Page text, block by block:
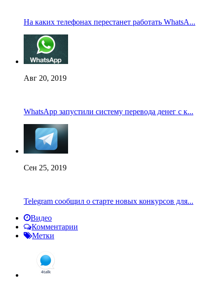
На каких телефонах перестанет работать WhatsA...
Авг 20, 2019
WhatsApp запустили систему перевода денег с к...
Сен 25, 2019
Telegram сообщил о старте новых конкурсов для...
Видео
Комментарии
Метки